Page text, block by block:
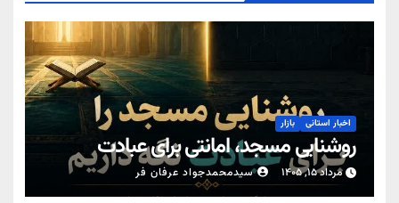
اخبار استانی بازار
روشنایی مسجد، امانتی برای عبادت
مرداد ۱۵, ۱۴۰۵ سیدمحمدجواد عرفان فر